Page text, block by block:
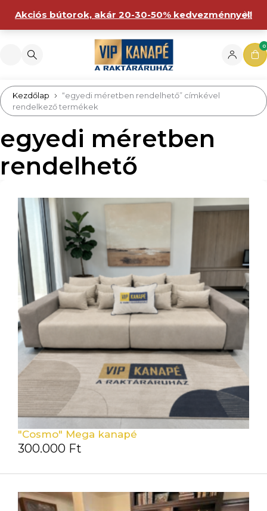
Akciós bútorok, akár 20-30-50% kedvezménnyel!
0
Kezdőlap
“egyedi méretben rendelhető” címkével
rendelkező termékek
egyedi méretben
rendelhető
"Cosmo" Mega kanapé
300.000 Ft